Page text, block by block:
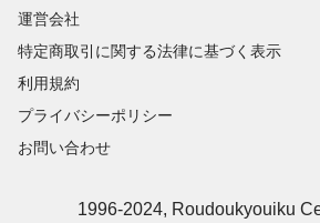
運営会社
特定商取引に関する法律に基づく表示
利用規約
プライバシーポリシー
お問い合わせ
1996-2024, Roudoukyouiku